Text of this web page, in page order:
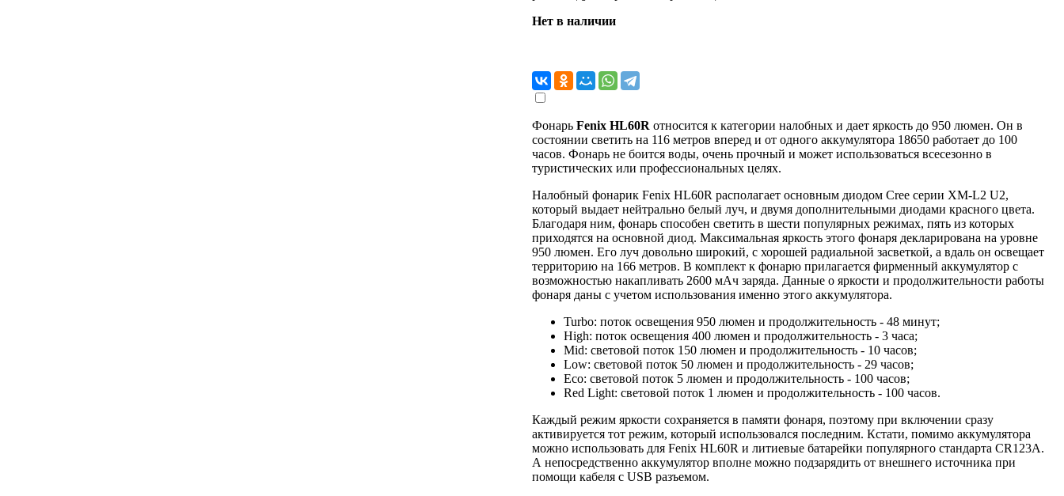
Нет в наличии
Фонарь Fenix HL60R относится к категории налобных и дает яркость до 950 люмен. Он в
состоянии светить на 116 метров вперед и от одного аккумулятора 18650 работает до 100
часов. Фонарь не боится воды, очень прочный и может использоваться всесезонно в
туристических или профессиональных целях.
Налобный фонарик Fenix HL60R располагает основным диодом Cree серии XM-L2 U2,
который выдает нейтрально белый луч, и двумя дополнительными диодами красного цвета.
Благодаря ним, фонарь способен светить в шести популярных режимах, пять из которых
приходятся на основной диод. Максимальная яркость этого фонаря декларирована на уровне
950 люмен. Его луч довольно широкий, с хорошей радиальной засветкой, а вдаль он освещает
территорию на 166 метров. В комплект к фонарю прилагается фирменный аккумулятор с
возможностью накапливать 2600 мАч заряда. Данные о яркости и продолжительности работы
фонаря даны с учетом использования именно этого аккумулятора.
Turbo: поток освещения 950 люмен и продолжительность - 48 минут;
High: поток освещения 400 люмен и продолжительность - 3 часа;
Mid: световой поток 150 люмен и продолжительность - 10 часов;
Low: световой поток 50 люмен и продолжительность - 29 часов;
Eco: световой поток 5 люмен и продолжительность - 100 часов;
Red Light: световой поток 1 люмен и продолжительность - 100 часов.
Каждый режим яркости сохраняется в памяти фонаря, поэтому при включении сразу
активируется тот режим, который использовался последним. Кстати, помимо аккумулятора
можно использовать для Fenix HL60R и литиевые батарейки популярного стандарта CR123A.
А непосредственно аккумулятор вполне можно подзарядить от внешнего источника при
помощи кабеля c USB разъемом.